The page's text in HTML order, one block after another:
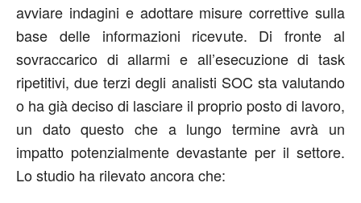
avviare indagini e adottare misure correttive sulla
base delle informazioni ricevute. Di fronte al
sovraccarico di allarmi e all’esecuzione di task
ripetitivi, due terzi degli analisti SOC sta valutando
o ha già deciso di lasciare il proprio posto di lavoro,
un dato questo che a lungo termine avrà un
impatto potenzialmente devastante per il settore.
Lo studio ha rilevato ancora che: